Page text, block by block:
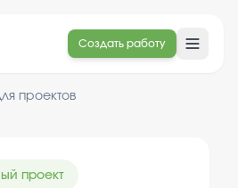
Создать работу
проектов
проект